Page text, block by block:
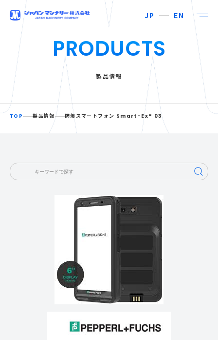
JP EN
PRODUCTS
製品情報
TOP 製品情報 防爆スマートフォン Smart-Ex® 03